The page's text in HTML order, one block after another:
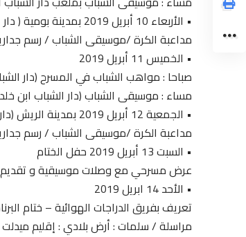
• الأربعاء 10 أبريل 2019 بمدينة بومية ( دار الشباب )
مداعبة الكرة /موسيقى الشباب / رسم
• الخميس 11 أبريل 2019
صباحا : مواهب الشباب في المسرح (دار
مساء : موسيقى الشباب (دار الشباب ابن
• الجمعية 12 أبريل 2019 بمدينة الريش (دار الشباب)
مداعبة الكرة /موسيقى الشباب / رسم
• السبت 13 أبريل 2019 حفل الختام
عرض مسرحي مع وصلات موسيقية و تقديم
• الأحد 14 ابريل 2019
تعريف بفريق الدراجات الهوائية – ختام
مراسلة / سلمات : أرض بلادي : إقليم ميدلت